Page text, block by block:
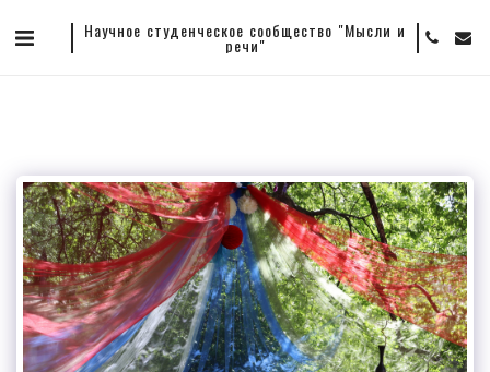
Научное студенческое сообщество "Мысли и
речи"